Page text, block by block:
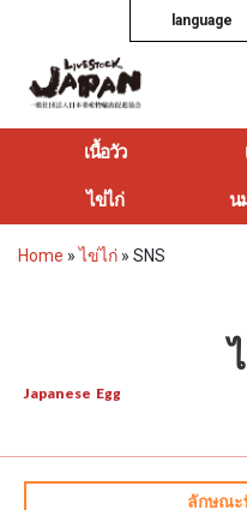
language
เนื้อวัว
ไข่ไก่ น
Home »ไข่ไก่ » SNS
Japanese Egg
ลักษณะ